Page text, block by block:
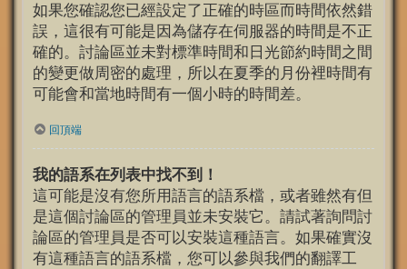
如果您確認您已經設定了正確的時區而時間依然錯
誤，這很有可能是因為儲存在伺服器的時間是不正
確的。討論區並未對標準時間和日光節約時間之間
的變更做周密的處理，所以在夏季的月份裡時間有
可能會和當地時間有一個小時的時間差。
回頂端
我的語系在列表中找不到！
這可能是沒有您所用語言的語系檔，或者雖然有但
是這個討論區的管理員並未安裝它。請試著詢問討
論區的管理員是否可以安裝這種語言。如果確實沒
有這種語言的語系檔，您可以參與我們的翻譯工